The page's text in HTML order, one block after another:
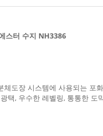
스터 수지 NH3386
체도장 시스템에 사용되는 포
택, 우수한 레벨링, 통통한